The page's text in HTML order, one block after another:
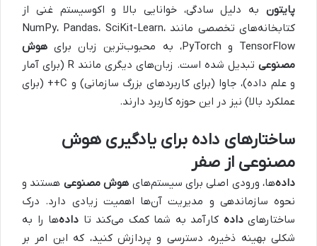
پایتون به دلیل سادگی، خوانایی بالا و اکوسیستم غنی از
کتابخانه‌های تخصصی مانند NumPy، Pandas، SciKit-Learn،
TensorFlow و PyTorch، به محبوب‌ترین زبان برای
هوش
مصنوعی
تبدیل شده است. زبان‌های دیگری مانند R (برای آمار
و علم داده)، جاوا (برای کاربردهای بزرگ سازمانی) و C++ (برای
عملکرد بالا) نیز در این حوزه کاربرد دارند.
ساختارهای داده برای یادگیری هوش
مصنوعی از صفر
داده‌ها، ورودی اصلی برای سیستم‌های هوش مصنوعی هستند و
نحوه سازماندهی و مدیریت آن‌ها اهمیت زیادی دارد. درک
ساختارهایداده‌ کارآمد به شما کمک می‌کند تا داده‌ها را به
شکلی بهینه ذخیره، دسترسی و پردازش کنید، که این امر بر